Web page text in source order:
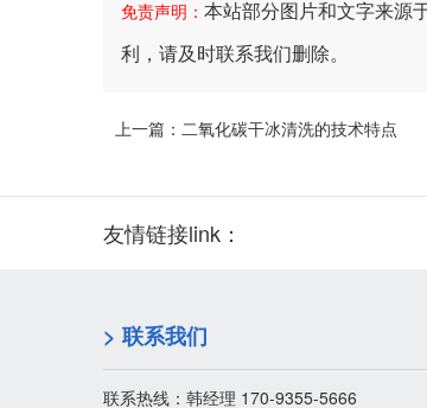
免责声明： 本站部分图片和文字来源
利，请及时联系我们删除。
上一篇： 二氧化碳干冰清洗的技术特点
友情链接link：
> 联系我们
联系热线：韩经理 170-9355-5666